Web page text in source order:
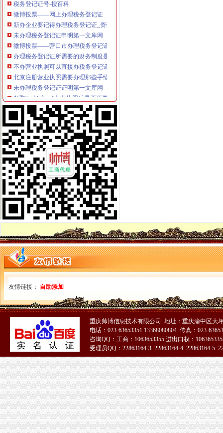
微博投票——网上办理税务登记证
新办企业要记得办理税务登记证_资讯频道_凤凰网
未办理税务登记证申明第一文库网
微博投票——营口市办理税务登记证
办理税务登记证所需要的财务制度是什么
不办营业执照可以直接办税务登记证吗_精选律师解答—华律网
北京注册营业执照需要办理那些手续
未办理税务登记证证明第一文库网
领取“三证合一”营业执照后是否还要办税务登记证_搜狐理财_搜狐网
个体工商户仍须办理税务登记证_网易新闻
新办企业申请一般纳税人需要具备什么条件？
税务机关办理税务登记证
办理税务登记证_中国萍乡
工商税务局指定办理税务登记证遗失声明
实行“两证整合”后无需再办税务登记证-税务频道-和讯网
个人合伙企业办理税务登记证流程_找法网（Findlaw.cn）
黔江办理税务登记证-重庆爱问分类
新办税务登记-深圳本地宝
办理税务登记证须知_sunflower_新浪博客
营业执照和税务登记证在哪里办？-阿里巴巴生意经
松江办税务登记证-上海爱问分类
佛山创全国市级单位联合办理税务登记证
办理税务登记证号需要什么材料_中华文本库
注册公司,办完税务登记证之后还需要做什么?-知乎
外地分公司是否需要办理税务登记证
办理税务登记证流程doc下载_爱问共享资料
在义乌市办理税务登记证好不好办啊？_已解决-阿里巴巴生意经
注册公司,办完税务登记证之后还需要做什么？-知乎
未按期办理税务登记证有何处罚？
急！~~~房产公司办理税务登记证需要哪些手续和材料啊！？？谢谢谢
北京工商注册代理,北京公司注册代办费用及办理流程,北京代办工商
石家庄哪里可以办税务登记证？–安居客房产问答
个体工商户是否需要办理税务登记证
新办税务登记须知
下月起芜湖市新办企业无需办理税务登记证-税务频道-和讯网
办理税务登记证变更流程及所需资料_中华文本库
魏县新办税务登记指引
办理税务登记
磁器口办税务登记证
北京办理注册有限公司流程
【办理组织机构代码证、办理税务登记证】-朝大望路易登网
友情链接： 自助添加
重庆帅博信息技术有限公司 地址：重庆渝中区大
电话：023-63653351 13368080804 传真：023-
咨询QQ：工商：1063653355 进出口权：
受理员QQ：22863164-3 22863164-4 22863164-5
51La